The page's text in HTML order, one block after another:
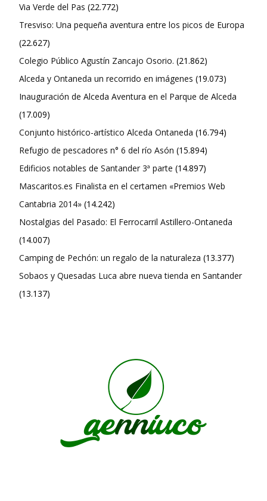
Via Verde del Pas (22.772)
Tresviso: Una pequeña aventura entre los picos de Europa
(22.627)
Colegio Público Agustín Zancajo Osorio. (21.862)
Alceda y Ontaneda un recorrido en imágenes (19.073)
Inauguración de Alceda Aventura en el Parque de Alceda
(17.009)
Conjunto histórico-artístico Alceda Ontaneda (16.794)
Refugio de pescadores n° 6 del río Asón (15.894)
Edificios notables de Santander 3ª parte (14.897)
Mascaritos.es Finalista en el certamen «Premios Web
Cantabria 2014» (14.242)
Nostalgias del Pasado: El Ferrocarril Astillero-Ontaneda
(14.007)
Camping de Pechón: un regalo de la naturaleza (13.377)
Sobaos y Quesadas Luca abre nueva tienda en Santander
(13.137)